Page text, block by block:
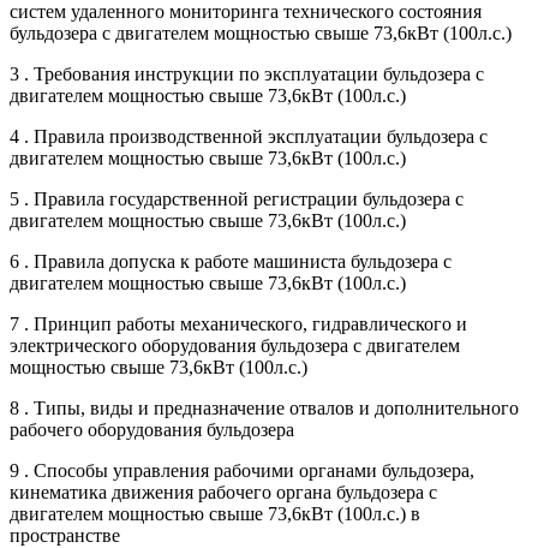
систем удаленного мониторинга технического состояния
бульдозера с двигателем мощностью свыше 73,6кВт (100л.с.)
3 . Требования инструкции по эксплуатации бульдозера с
двигателем мощностью свыше 73,6кВт (100л.с.)
4 . Правила производственной эксплуатации бульдозера с
двигателем мощностью свыше 73,6кВт (100л.с.)
5 . Правила государственной регистрации бульдозера с
двигателем мощностью свыше 73,6кВт (100л.с.)
6 . Правила допуска к работе машиниста бульдозера с
двигателем мощностью свыше 73,6кВт (100л.с.)
7 . Принцип работы механического, гидравлического и
электрического оборудования бульдозера с двигателем
мощностью свыше 73,6кВт (100л.с.)
8 . Типы, виды и предназначение отвалов и дополнительного
рабочего оборудования бульдозера
9 . Способы управления рабочими органами бульдозера,
кинематика движения рабочего органа бульдозера с
двигателем мощностью свыше 73,6кВт (100л.с.) в
пространстве